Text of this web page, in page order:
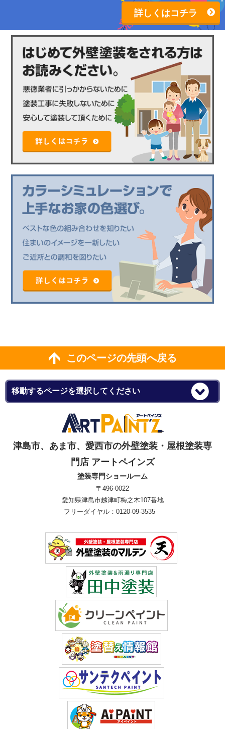
詳しくはコチラ
このページの先頭へ戻る
津島市、あま市、愛西市の外壁塗装・屋根塗装専
門店 アートペインズ
塗装専門ショールーム
〒496-0022
愛知県津島市越津町梅之木107番地
フリーダイヤル：0120-09-3535